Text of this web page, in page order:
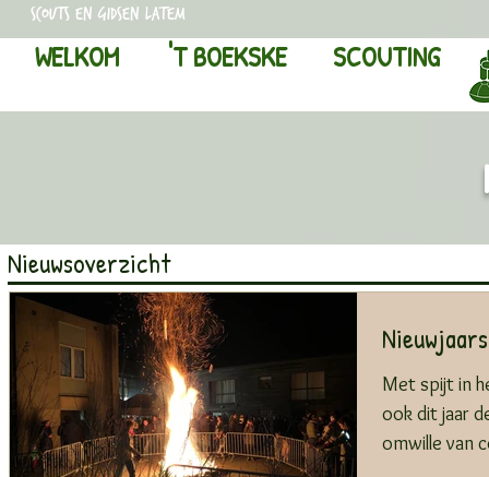
scouts en gidsen latem
WELKOM 'T BOEKSKE SCOUTING
Nieuwsoverzicht
Met spijt in
ook dit jaar
omwille van